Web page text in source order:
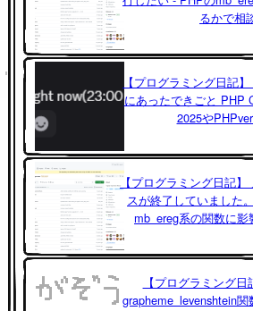
るかで相
【プログラミング日記
にあったできごと PHP
2025や
【プログラミング日記】
スが終了していました
mb_ereg系の関数に影
【プログラミング日
grapheme_levenshtein